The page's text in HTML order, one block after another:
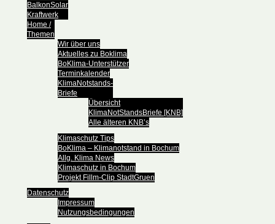
BalkonSolar
Kraftwerk
Home /
Themen
Wir über uns
Aktuelles zu Boklima
BoKlima-Unterstützer
Terminkalender
KlimaNotstands-
Briefe
Übersicht
KlimaNotStandsBriefe [KNB]
Alle älteren KNB’s
Klimaschutz Tips
BoKlima – Klimanotstand in Bochum
Allg. Klima News
Klimaschutz in Bochum
Projekt Fillm-Clip StadtGruen
Datenschutz
Impressum
Nutzungsbedingungen